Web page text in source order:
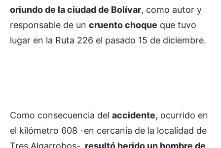
oriundo de la ciudad de Bolívar, como autor y
responsable de un cruento choque que tuvo
lugar en la Ruta 226 el pasado 15 de diciembre.
Como consecuencia del accidente, ocurrido en
el kilómetro 608 -en cercanía de la localidad de
Tres Algarrobos-, resultó herido un hombre de